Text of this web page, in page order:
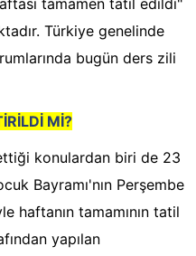
Türkiye genelinde
bugün ders zili
Mİ?
konulardan biri de 23
Bayramı'nın Perşembe
haftanın tamamının tatil
yapılan